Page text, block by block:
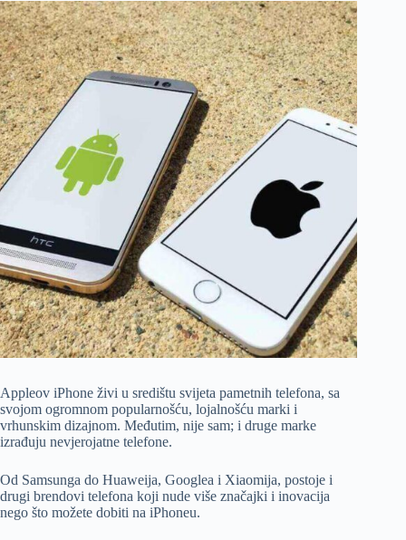
Appleov iPhone živi u središtu svijeta pametnih telefona, sa
svojom ogromnom popularnošću, lojalnošću marki i
vrhunskim dizajnom. Međutim, nije sam; i druge marke
izrađuju nevjerojatne telefone.
Od Samsunga do Huaweija, Googlea i Xiaomija, postoje i
drugi brendovi telefona koji nude više značajki i inovacija
nego što možete dobiti na iPhoneu.